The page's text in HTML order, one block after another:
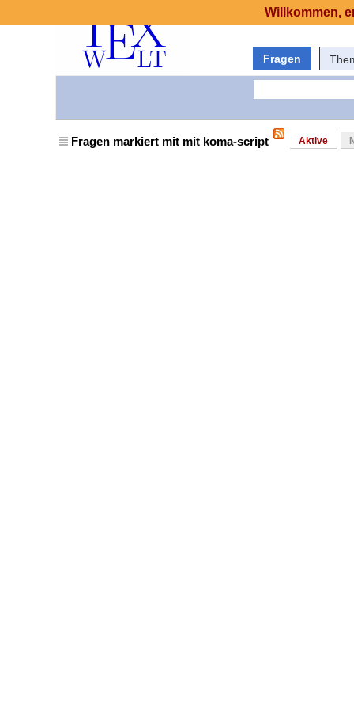
Fragen
Fragen markiert mit mit koma-script Aktive
Willkommen,